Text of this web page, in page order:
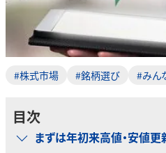
#株式市場 #銘柄選び #みん
目次
まずは年初来高値・安値更